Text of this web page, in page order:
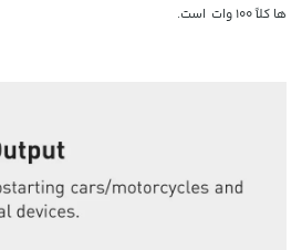
ها کلاً 100 وات است.